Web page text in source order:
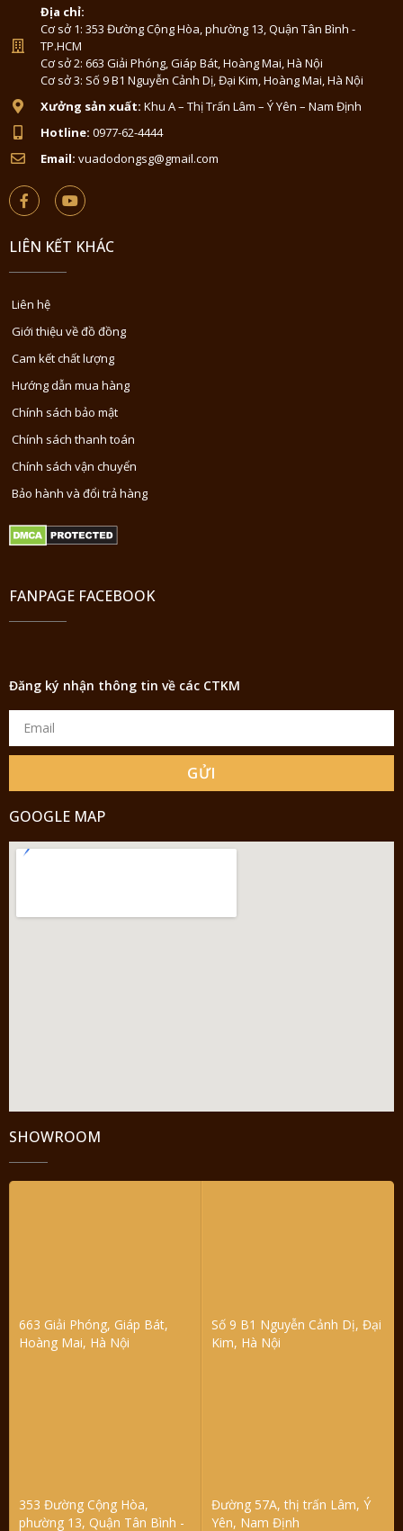
Địa chỉ:
Cơ sở 1: 353 Đường Cộng Hòa, phường 13, Quận Tân Bình -
TP.HCM
Cơ sở 2: 663 Giải Phóng, Giáp Bát, Hoàng Mai, Hà Nội
Cơ sở 3: Số 9 B1 Nguyễn Cảnh Dị, Đại Kim, Hoàng Mai, Hà Nội
Xưởng sản xuất: Khu A – Thị Trấn Lâm – Ý Yên – Nam Định
Hotline: 0977-62-4444
Email: vuadodongsg@gmail.com
LIÊN KẾT KHÁC
Liên hệ
Giới thiệu về đồ đồng
Cam kết chất lượng
Hướng dẫn mua hàng
Chính sách bảo mật
Chính sách thanh toán
Chính sách vận chuyển
Bảo hành và đổi trả hàng
FANPAGE FACEBOOK
Đăng ký nhận thông tin về các CTKM
GỬI
GOOGLE MAP
SHOWROOM
663 Giải Phóng, Giáp Bát,
Hoàng Mai, Hà Nội
Số 9 B1 Nguyễn Cảnh Dị, Đại
Kim, Hà Nội
353 Đường Cộng Hòa,
phường 13, Quận Tân Bình -
Đường 57A, thị trấn Lâm, Ý
Yên, Nam Định